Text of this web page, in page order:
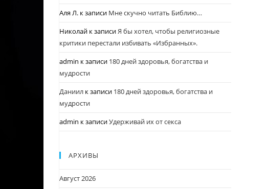
Аля Л. к записи Мне скучно читать Библию…
Николай к записиЯ бы хотел, чтобы религиозные
критики перестали избивать «Избранных».
admin к записи 180 дней здоровья, богатства и
мудрости
Даниил к записи 180 дней здоровья, богатства и
мудрости
admin к записиУдерживай их от секса
АРХИВЫ
Август 2026